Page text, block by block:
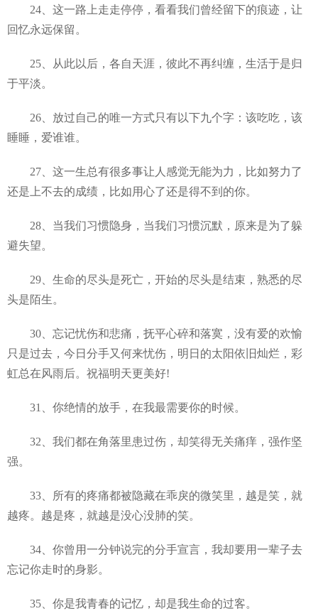
24、这一路上走走停停，看看我们曾经留下的痕迹，让
回忆永远保留。
25、从此以后，各自天涯，彼此不再纠缠，生活于是归
于平淡。
26、放过自己的唯一方式只有以下九个字：该吃吃，该
睡睡，爱谁谁。
27、这一生总有很多事让人感觉无能为力，比如努力了
还是上不去的成绩，比如用心了还是得不到的你。
28、当我们习惯隐身，当我们习惯沉默，原来是为了躲
避失望。
29、生命的尽头是死亡，开始的尽头是结束，熟悉的尽
头是陌生。
30、忘记忧伤和悲痛，抚平心碎和落寞，没有爱的欢愉
只是过去，今日分手又何来忧伤，明日的太阳依旧灿烂，彩
虹总在风雨后。祝福明天更美好!
31、你绝情的放手，在我最需要你的时候。
32、我们都在角落里患过伤，却笑得无关痛痒，强作坚
强。
33、所有的疼痛都被隐藏在乖戾的微笑里，越是笑，就
越疼。越是疼，就越是没心没肺的笑。
34、你曾用一分钟说完的分手宣言，我却要用一辈子去
忘记你走时的身影。
35、你是我青春的记忆，却是我生命的过客。